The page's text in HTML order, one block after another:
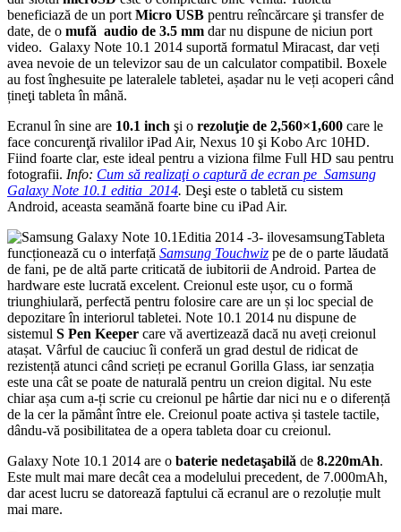
beneficiază de un port Micro USB pentru reîncărcare şi transfer de
date, de o mufă audio de 3.5 mm dar nu dispune de niciun port
video. Galaxy Note 10.1 2014 suportă formatul Miracast, dar veți
avea nevoie de un televizor sau de un calculator compatibil. Boxele
au fost înghesuite pe lateralele tabletei, așadar nu le veți acoperi când
țineţi tableta în mână.
Ecranul în sine are 10.1 inch şi o rezoluţie de 2,560×1,600 care le
face concurenţă rivalilor iPad Air, Nexus 10 şi Kobo Arc 10HD.
Fiind foarte clar, este ideal pentru a viziona filme Full HD sau pentru
fotografii. Info: Cum să realizaţi o captură de ecran pe Samsung
Galaxy Note 10.1 editia 2014. Deşi este o tabletă cu sistem
Android, aceasta seamănă foarte bine cu iPad Air.
Tableta
funcționează cu o interfață Samsung Touchwiz pe de o parte lăudată
de fani, pe de altă parte criticată de iubitorii de Android. Partea de
hardware este lucrată excelent. Creionul este ușor, cu o formă
triunghiulară, perfectă pentru folosire care are un și loc special de
depozitare în interiorul tabletei. Note 10.1 2014 nu dispune de
sistemul S Pen Keeper care vă avertizează dacă nu aveți creionul
atașat. Vârful de cauciuc îi conferă un grad destul de ridicat de
rezistență atunci când scrieți pe ecranul Gorilla Glass, iar senzația
este una cât se poate de naturală pentru un creion digital. Nu este
chiar așa cum a-ți scrie cu creionul pe hârtie dar nici nu e o diferență
de la cer la pământ între ele. Creionul poate activa și tastele tactile,
dându-vă posibilitatea de a opera tableta doar cu creionul.
Galaxy Note 10.1 2014 are o baterie nedetaşabilă de 8.220mAh.
Este mult mai mare decât cea a modelului precedent, de 7.000mAh,
dar acest lucru se datorează faptului că ecranul are o rezoluție mult
mai mare.